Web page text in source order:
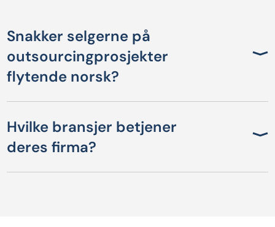
Snakker selgerne på
outsourcingprosjekter
flytende norsk?
Hvilke bransjer betjener
deres firma?